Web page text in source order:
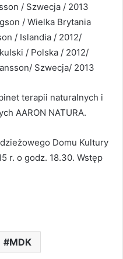
/ Szwecja / 2013
/ Wielka Brytania
/ Islandia / 2012/
/ Polska / 2012/
Szwecja/ 2013
terapii naturalnych i
AARON NATURA.
Domu Kultury
r. o godz. 18.30. Wstęp
MDK